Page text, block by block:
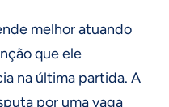
melhor atuando
que ele
na última partida. A
por uma vaga